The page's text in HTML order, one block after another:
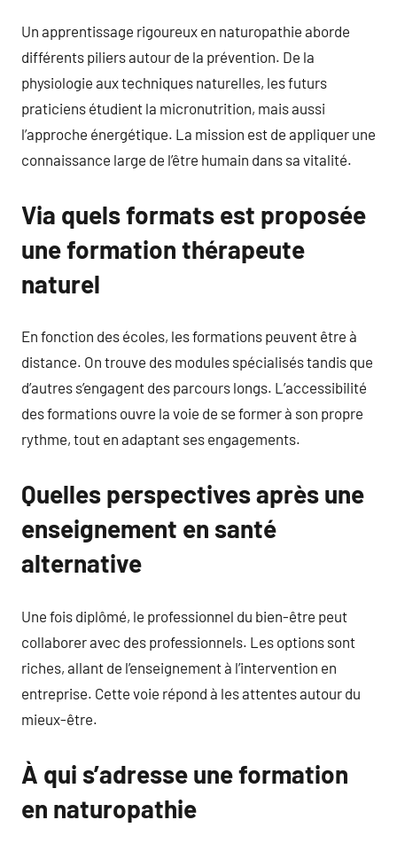
Un apprentissage rigoureux en naturopathie aborde
différents piliers autour de la prévention. De la
physiologie aux techniques naturelles, les futurs
praticiens étudient la micronutrition, mais aussi
l’approche énergétique. La mission est de appliquer une
connaissance large de l’être humain dans sa vitalité.
Via quels formats est proposée
une formation thérapeute
naturel
En fonction des écoles, les formations peuvent être à
distance. On trouve des modules spécialisés tandis que
d’autres s’engagent des parcours longs. L’accessibilité
des formations ouvre la voie de se former à son propre
rythme, tout en adaptant ses engagements.
Quelles perspectives après une
enseignement en santé
alternative
Une fois diplômé, le professionnel du bien-être peut
collaborer avec des professionnels. Les options sont
riches, allant de l’enseignement à l’intervention en
entreprise. Cette voie répond à les attentes autour du
mieux-être.
À qui s’adresse une formation
en naturopathie